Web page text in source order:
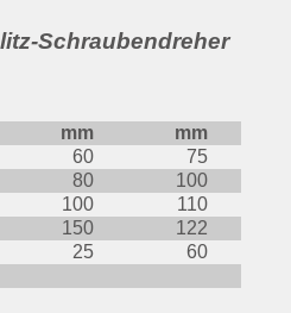
Schraubendreher
mm
mm
60
75
80
100
100
110
150
122
25
60